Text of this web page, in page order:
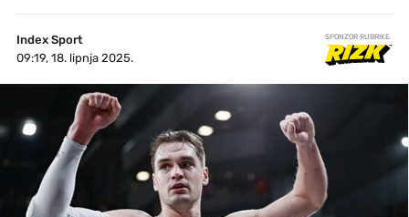
Index Sport
09:19, 18. lipnja 2025.
SPONZOR RUBRIKE